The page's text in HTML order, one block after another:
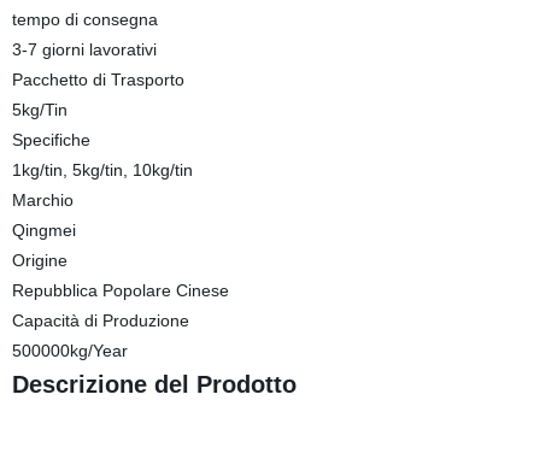
tempo di consegna
3-7 giorni lavorativi
Pacchetto di Trasporto
5kg/Tin
Specifiche
1kg/tin, 5kg/tin, 10kg/tin
Marchio
Qingmei
Origine
Repubblica Popolare Cinese
Capacità di Produzione
500000kg/Year
Descrizione del Prodotto